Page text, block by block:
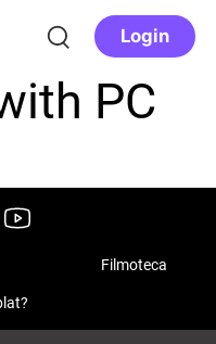
Login
PC
Filmoteca